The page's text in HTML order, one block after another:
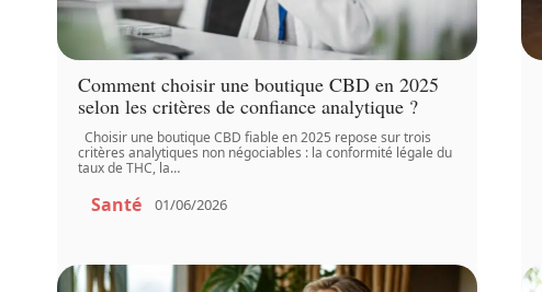
Comment choisir une boutique CBD en 2025
selon les critères de confiance analytique ?
Choisir une boutique CBD fiable en 2025 repose sur trois
critères analytiques non négociables : la conformité légale du
taux de THC, la…
Santé 01/06/2026